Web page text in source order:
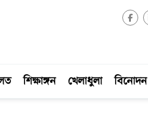
শিক্ষাঙ্গন খেলাধুলা বিনোদন